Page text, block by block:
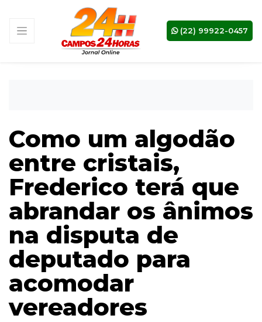
(22) 99922-0457
Como um algodão
entre cristais,
Frederico terá que
abrandar os ânimos
na disputa de
deputado para
acomodar
vereadores